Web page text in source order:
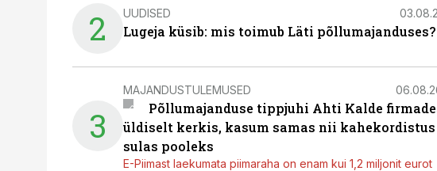
2 UUDISED
Lugeja küsib: mis toimub Läti põllumajanduses?
3
MAJANDUSTULEMUSED
Põllumajanduse tippjuhi Ahti Kalde
üldiselt kerkis, kasum samas nii
sulas pooleks
E-Piimast laekumata piimaraha on enam kui 1,2 miljonit eurot